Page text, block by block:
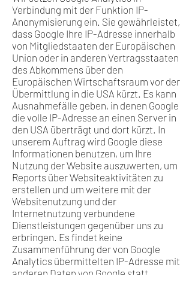
Verbindung mit der Funktion IP-
Anonymisierung ein. Sie gewährleistet,
dass Google Ihre IP-Adresse innerhalb
von Mitgliedstaaten der Europäischen
Union oder in anderen Vertragsstaaten
des Abkommens über den
Europäischen Wirtschaftsraum vor der
Übermittlung in die USA kürzt. Es kann
Ausnahmefälle geben, in denen Google
die volle IP-Adresse an einen Server in
den USA überträgt und dort kürzt. In
unserem Auftrag wird Google diese
Informationen benutzen, um Ihre
Nutzung der Website auszuwerten, um
Reports über Websiteaktivitäten zu
erstellen und um weitere mit der
Websitenutzung und der
Internetnutzung verbundene
Dienstleistungen gegenüber uns zu
erbringen. Es findet keine
Zusammenführung der von Google
Analytics übermittelten IP-Adresse mit
anderen Daten von Google statt.